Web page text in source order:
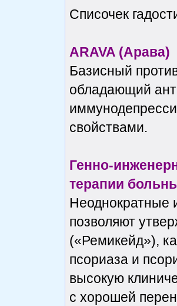
Списочек
ARAVA (Арава)
Базисный
обладающий
свойствами.
Генно-
терапии
Неоднократные
позволяют
(«Ремикейд»),
псориаза и
высокую
с хорошей